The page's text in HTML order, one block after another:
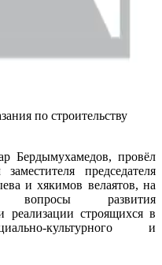
по строительству
Бердымухамедов, провёл
председателя
и хякимов велаятов, на
вопросы развития
реализации строящихся в
культурного и